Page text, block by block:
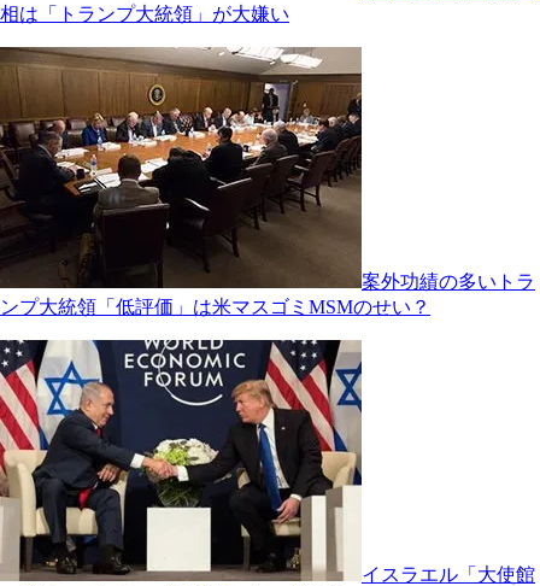
相は「トランプ大統領」が大嫌い
案外功績の多いトラ
ンプ大統領「低評価」は米マスゴミMSMのせい？
イスラエル「大使館